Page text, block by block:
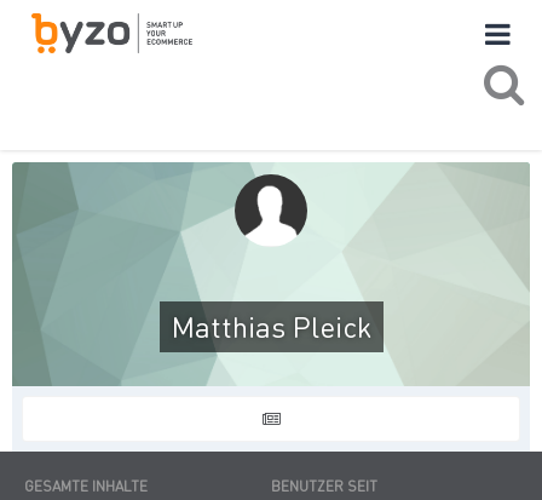
Matthias Pleick
GESAMTE INHALTE BENUTZER SEIT